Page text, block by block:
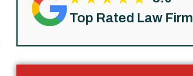
Top Rated Law Firm